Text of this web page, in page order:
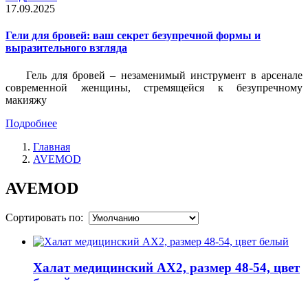
17.09.2025
Гели для бровей: ваш секрет безупречной формы и
выразительного взгляда
Гель для бровей – незаменимый инструмент в арсенале
современной женщины, стремящейся к безупречному
макияжу
Подробнее
Главная
AVEMOD
AVEMOD
Сортировать по:
Халат медицинский АХ2, размер 48-54, цвет